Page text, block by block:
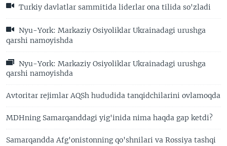
Turkiy davlatlar sammitida liderlar ona tilida so'zladi
Nyu-York: Markaziy Osiyoliklar Ukrainadagi urushga
qarshi namoyishda
Nyu-York: Markaziy Osiyoliklar Ukrainadagi urushga
qarshi namoyishda
Avtoritar rejimlar AQSh hududida tanqidchilarini ovlamoqda
MDHning Samarqanddagi yig'inida nima haqda gap ketdi?
Samarqandda Afg'onistonning qo'shnilari va Rossiya tashqi